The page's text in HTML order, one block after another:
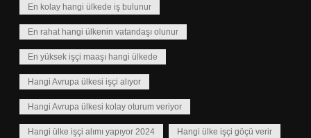
En kolay hangi ülkede iş bulunur
En rahat hangi ülkenin vatandaşı olunur
En yüksek işçi maaşı hangi ülkede
Hangi Avrupa ülkesi işçi alıyor
Hangi Avrupa ülkesi kolay oturum veriyor
Hangi ülke işçi alımı yapıyor 2024 Hangi ülke işçi göçü verir